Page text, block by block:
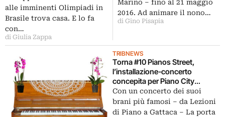
nella sede di rappresentanza
del Coni
alle imminenti Olimpiadi in
Brasile trova casa. E lo fa
con…
di Giulia Zappa
Marino – fino al 21 maggio
2016. Ad animare il nono…
di Gino Pisapia
TRIBNEWS
Torna #10 Pianos Street,
l’installazione-concerto
concepita per Piano City
Milano: da Ettore Favini a Luca
Vitone, cinque artisti
interpretano i dieci pianoforti
Con un concerto dei suoi
brani più famosi – da Lezioni
di Piano a Gattaca – La porta